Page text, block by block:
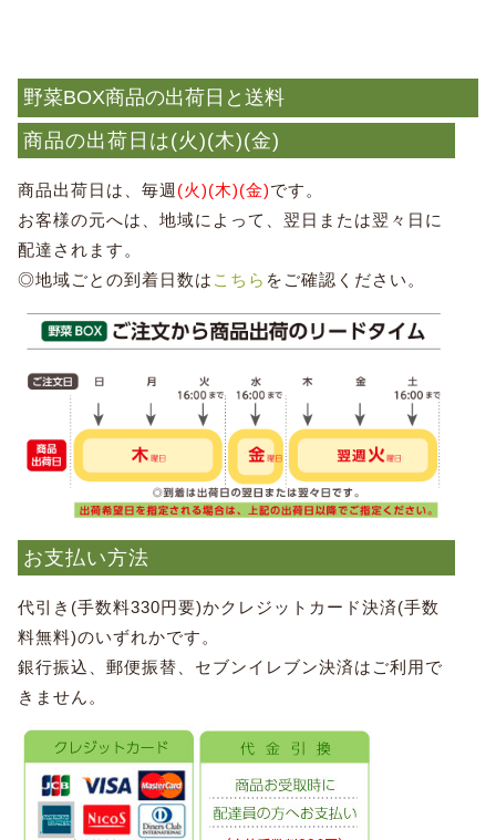
野菜BOX商品の出荷日と送料
商品の出荷日は(火)(木)(金)
商品出荷日は、毎週 (火)(木)(金)です。
お客様の元へは、地域によって、翌日または翌々日に
配達されます。
◎地域ごとの到着日数は こちら をご確認ください。
お支払い方法
代引き(手数料330円要)かクレジットカード決済(手数
料無料)のいずれかです。
銀行振込、郵便振替、セブンイレブン決済はご利用で
きません。